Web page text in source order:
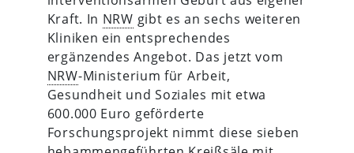
Kraft. In NRW gibt es an sechs weiteren
Kliniken ein entsprechendes
ergänzendes Angebot. Das jetzt vom
NRW-Ministerium für Arbeit,
Gesundheit und Soziales mit etwa
600.000 Euro geförderte
Forschungsprojekt nimmt diese sieben